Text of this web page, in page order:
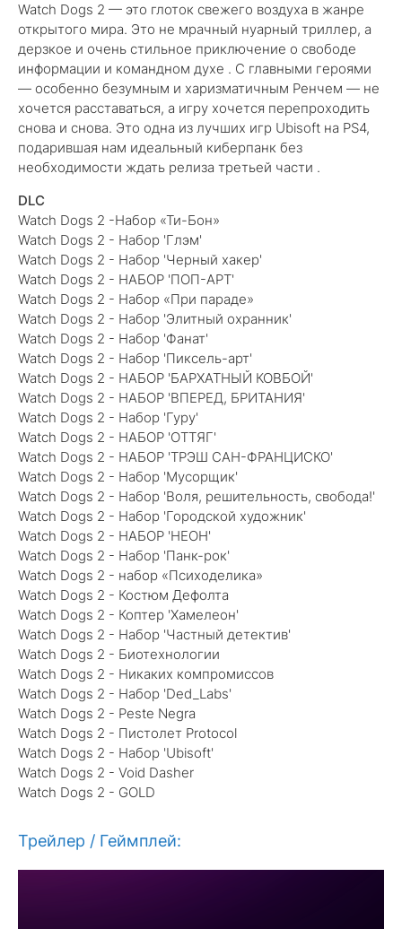
Watch Dogs 2 — это глоток свежего воздуха в жанре
открытого мира. Это не мрачный нуарный триллер, а
дерзкое и очень стильное приключение о свободе
информации и командном духе . С главными героями
— особенно безумным и харизматичным Ренчем — не
хочется расставаться, а игру хочется перепроходить
снова и снова. Это одна из лучших игр Ubisoft на PS4,
подарившая нам идеальный киберпанк без
необходимости ждать релиза третьей части .
DLC
Watch Dogs 2 -Набор «Ти-Бон»
Watch Dogs 2 - Набор 'Глэм'
Watch Dogs 2 - Набор 'Черный хакер'
Watch Dogs 2 - НАБОР 'ПОП-АРТ'
Watch Dogs 2 - Набор «При параде»
Watch Dogs 2 - Набор 'Элитный охранник'
Watch Dogs 2 - Набор 'Фанат'
Watch Dogs 2 - Набор 'Пиксель-арт'
Watch Dogs 2 - НАБОР 'БАРХАТНЫЙ КОВБОЙ'
Watch Dogs 2 - НАБОР 'ВПЕРЕД, БРИТАНИЯ'
Watch Dogs 2 - Набор 'Гуру'
Watch Dogs 2 - НАБОР 'ОТТЯГ'
Watch Dogs 2 - НАБОР 'ТРЭШ САН-ФРАНЦИСКО'
Watch Dogs 2 - Набор 'Мусорщик'
Watch Dogs 2 - Набор 'Воля, решительность, свобода!'
Watch Dogs 2 - Набор 'Городской художник'
Watch Dogs 2 - НАБОР 'НЕОН'
Watch Dogs 2 - Набор 'Панк-рок'
Watch Dogs 2 - набор «Психоделика»
Watch Dogs 2 - Костюм Дефолта
Watch Dogs 2 - Коптер 'Хамелеон'
Watch Dogs 2 - Набор 'Частный детектив'
Watch Dogs 2 - Биотехнологии
Watch Dogs 2 - Никаких компромиссов
Watch Dogs 2 - Набор 'Ded_Labs'
Watch Dogs 2 - Peste Negra
Watch Dogs 2 - Пистолет Protocol
Watch Dogs 2 - Набор 'Ubisoft'
Watch Dogs 2 - Void Dasher
Watch Dogs 2 - GOLD
Трейлер / Геймплей: